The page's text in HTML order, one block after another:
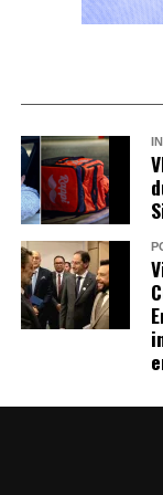
millones de
trimestre, cifra
en comparación
Como
clandestina en
explosión en
saldo de 137